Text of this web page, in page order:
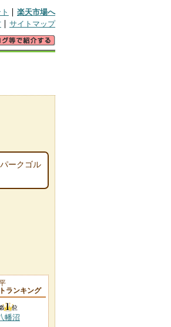
楽天市場へ
サイトマップ
ークゴル
ランキング
幡沼